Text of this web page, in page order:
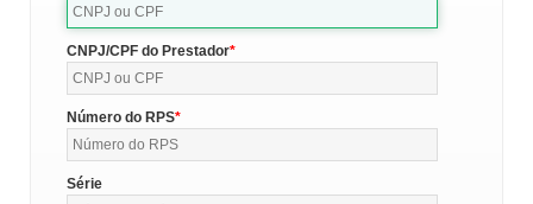
CNPJ/CPF do Prestador
Número do RPS
Série